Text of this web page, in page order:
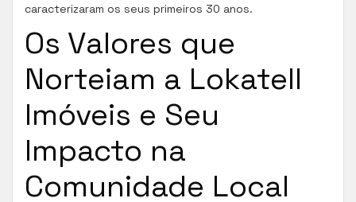
caracterizaram os seus primeiros 30 anos.
Os Valores que
Norteiam a Lokatell
Imóveis e Seu
Impacto na
Comunidade Local